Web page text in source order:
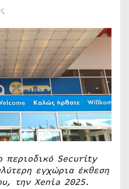
περιοδικό Security
εγχώρια έκθεση
την Xenia 2025.